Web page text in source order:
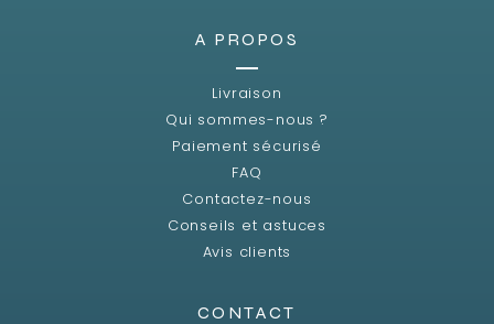
A PROPOS
Livraison
Qui sommes-nous ?
Paiement sécurisé
FAQ
Contactez-nous
Conseils et astuces
Avis clients
CONTACT